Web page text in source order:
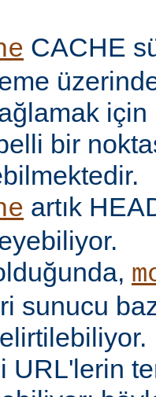
CACHE
bir
artık
sunucu
URL'lerin